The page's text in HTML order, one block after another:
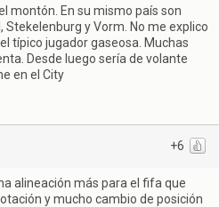
montón. En su mismo país son
y Vorm. No me explico
típico jugador gaseosa. Muchas
Desde luego sería de volante
en el City
+6
alineación más para el fifa que
y mucho cambio de posición